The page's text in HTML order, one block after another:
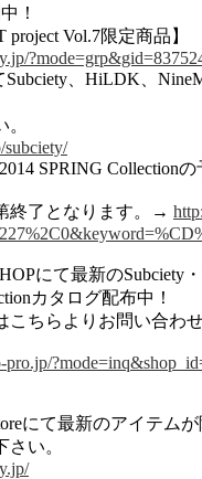
！
project Vol.7限定商品】
、HiLDK、
subciety/
SPRING Collectionの
終了となります。→
にて最新のSubciety
カタログ配布中！
ちらよりお問い合わせ
pro.jp/
にて最新のアイテム
い。